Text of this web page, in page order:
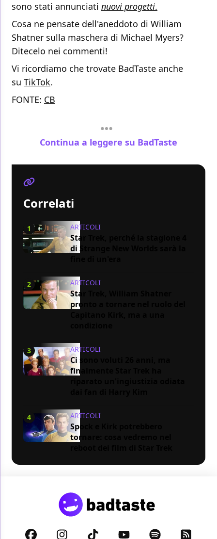
sono stati annunciati nuovi progetti.
Cosa ne pensate dell'aneddoto di William
Shatner sulla maschera di Michael Myers?
Ditecelo nei commenti!
Vi ricordiamo che trovate BadTaste anche
su TikTok.
FONTE: CB
Continua a leggere su BadTaste
Correlati
1 ARTICOLI
Star Trek, perché la stagione 4
di Strange New Worlds sarà la
2 ARTICOLI
Star Trek, William Shatner
pronto a tornare nel ruolo del
3 ARTICOLI
Ci sono voluti 26 anni, ma
finalmente Star Trek ha
4 ARTICOLI
Spock e Kirk potrebbero
tornare: cosa vedremo nel